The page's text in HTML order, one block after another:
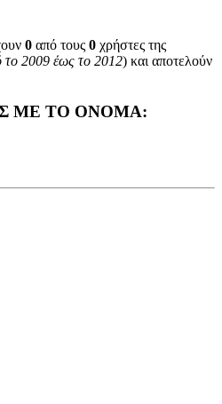
0 από τους 0 χρήστες της
το 2009 έως το 2012) και αποτελούν
ΜΕ ΤΟ ΟΝΟΜΑ: